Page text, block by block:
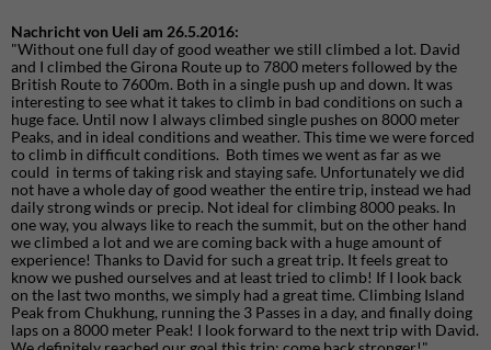
Nachricht von Ueli am 26.5.2016:
"Without one full day of good weather we still climbed a lot. David
and I climbed the Girona Route up to 7800 meters followed by the
British Route to 7600m. Both in a single push up and down. It was
interesting to see what it takes to climb in bad conditions on such a
huge face. Until now I always climbed single pushes on 8000 meter
Peaks, and in ideal conditions and weather. This time we were forced
to climb in difficult conditions. Both times we went as far as we
could in terms of taking risk and staying safe. Unfortunately we did
not have a whole day of good weather the entire trip, instead we had
daily strong winds or precip. Not ideal for climbing 8000 peaks. In
one way, you always like to reach the summit, but on the other hand
we climbed a lot and we are coming back with a huge amount of
experience! Thanks to David for such a great trip. It feels great to
know we pushed ourselves and at least tried to climb! If I look back
on the last two months, we simply had a great time. Climbing Island
Peak from Chukhung, running the 3 Passes in a day, and finally doing
laps on a 8000 meter Peak! I look forward to the next trip with David.